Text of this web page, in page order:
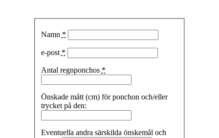
Namn *
e-post *
Antal regnponchos *
Önskade mått (cm) för ponchon och/eller
trycket på den:
Eventuella andra särskilda önskemål och